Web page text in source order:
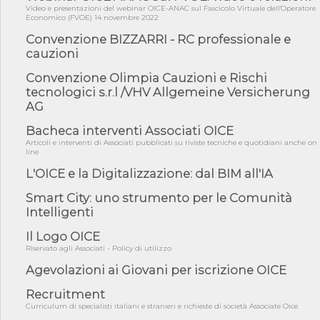
06/08/26 - CdM: approvato il d.lgs. di adeguamento all’AI Act in
mate...
06/08/26 - DDL delegazione europea in Cdm per recepimento
norme UE in m...
05/08/26 - DL Infrastrutture e PNRR è legge: approvata oggi la
fiducia...
05/08/26 - Focus OICE sul DDL di riforma della responsabilità
05/08/26 - Anac: pubblicata la Relazione illustrativa al Bando tipo
2 s...
05/08/26 - SAVE THE DATE: Assemblea Pubblica Confindustria
Professioni ...
05/08/26 - Successo OICE per il bando della Città metropolitana
di Reg...
05/08/26 - Lettera OICE per il bando della Giunta Regionale della
Campa...
04/08/26 - DL PA: previste cancellazioni da elenchi professionisti
per ...
04/08/26 - International Sustainable Buildings Competition -
COP31, An...
Video e presentazioni del webinar OICE-ANAC sul Fascicolo Virtuale dell'Operatore
Economico (FVOE) 14 novembre 2022
Convenzione BIZZARRI - RC professionale e
cauzioni
Convenzione Olimpia Cauzioni e Rischi
tecnologici s.r.l /VHV Allgemeine Versicherung
AG
Bacheca interventi Associati OICE
Articoli e interventi di Associati pubblicati su riviste tecniche e quotidiani anche on
line
L'OICE e la Digitalizzazione: dal BIM all'IA
Smart City: uno strumento per le Comunità
Intelligenti
Il Logo OICE
Riservato agli Associati - Policy di utilizzo
Agevolazioni ai Giovani per iscrizione OICE
Recruitment
Curriculum di specialisti italiani e stranieri e richieste di società Associate Oice